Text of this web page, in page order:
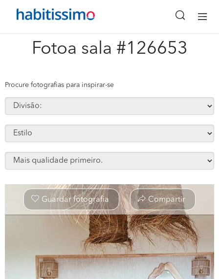
Fotoa sala #126653
x
Procure fotografias para inspirar-se
Guardar fotografia Compartir